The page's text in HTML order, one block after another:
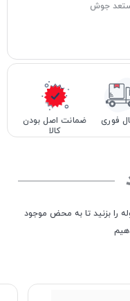
جوش
فوری
ضمانت اصل بودن
کالا
را بزنید تا به محض موجود